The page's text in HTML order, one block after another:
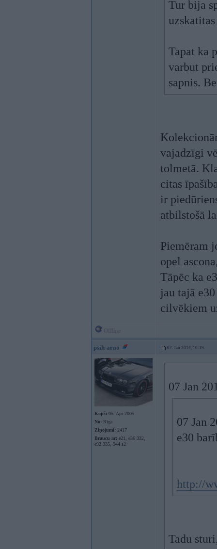
Tur bija
Tapat ka
varbut
sapnis.
vajadzīgi
tolmetā.
citas
ir
atbilstošā
Piemēram
opel
Tāpēc ka
jau tajā
cilvēkiem
psih-arno 07. Jan 2014, 10:19
Kopš: 05. Apr 2005
No: Rīga
Ziņojumi: 2417
Braucu ar: e21, e36 332,
e92 335, 944 s2
07 Jan
07 Jan
e30
http://
Tadu